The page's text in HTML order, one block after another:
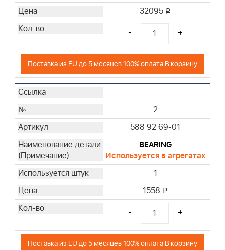
32095 i
- +
Поставка из EU до 5 месяцев 100% оплата В корзину
2
588 92 69-01
BEARING
Используется в агрегатах
1
1558 i
- +
Поставка из EU до 5 месяцев 100% оплата В корзину